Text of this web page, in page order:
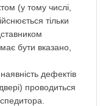
(у тому числі,
тільки
бути вказано,
дефектів
проводиться